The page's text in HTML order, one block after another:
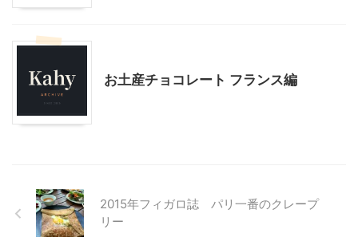
お土産チョコレート フランス編
2015年フィガロ誌 パリ一番のクレープ
リー